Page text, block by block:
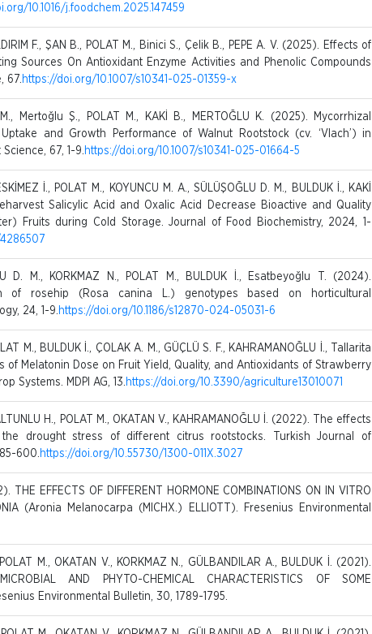
10.1016/j.foodchem.2025.147459
F., ŞAN B., POLAT M., Binici S., Çelik B., PEPE A. V. (2025). Effects of
Sources On Antioxidant Enzyme Activities and Phenolic Compounds
67. https://doi.org/10.1007/s10341-025-01359-x
M., Mertoğlu Ş., POLAT M., KAKİ B., MERTOĞLU K. (2025). Mycorrhizal
and Growth Performance of Walnut Rootstock (cv. ‘Vlach’) in
67, 1-9. https://doi.org/10.1007/s10341-025-01664-5
İ., POLAT M., KOYUNCU M. A., SÜLÜŞOĞLU D. M., BULDUK İ., KAKİ
Salicylic Acid and Oxalic Acid Decrease Bioactive and Quality
Fruits during Cold Storage. Journal of Food Biochemistry, 2024, 1-
D. M., KORKMAZ N., POLAT M., BULDUK İ., Esatbeyoğlu T. (2024).
of rosehip (Rosa canina L.) genotypes based on horticultural
24, 1-9. https://doi.org/10.1186/s12870-024-05031-6
M., BULDUK İ., ÇOLAK A. M., GÜÇLÜ S. F., KAHRAMANOĞLU İ., Tallarita
of Melatonin Dose on Fruit Yield, Quality, and Antioxidants of Strawberry
Systems. MDPI AG, 13. https://doi.org/10.3390/agriculture13010071
H., POLAT M., OKATAN V., KAHRAMANOĞLU İ. (2022). The effects
drought stress of different citrus rootstocks. Turkish Journal of
600. https://doi.org/10.55730/1300-011X.3027
THE EFFECTS OF DIFFERENT HORMONE COMBINATIONS ON IN VITRO
(Aronia Melanocarpa (MICHX.) ELLIOTT). Fresenius Environmental
M., OKATAN V., KORKMAZ N., GÜLBANDILAR A., BULDUK İ. (2021).
AND PHYTO-CHEMICAL CHARACTERISTICS OF SOME
Environmental Bulletin, 30, 1789-1795.